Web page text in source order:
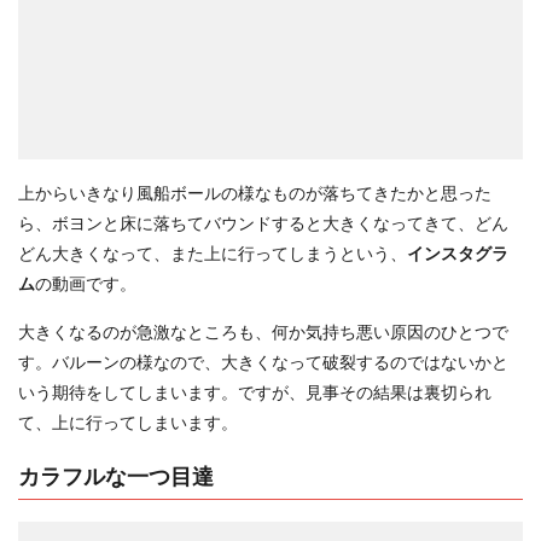
上からいきなり風船ボールの様なものが落ちてきたかと思った
ら、ボヨンと床に落ちてバウンドすると大きくなってきて、どん
どん大きくなって、また上に行ってしまうという、 インスタグラ
ムの動画です。
大きくなるのが急激なところも、何か気持ち悪い原因のひとつで
す。バルーンの様なので、大きくなって破裂するのではないかと
いう期待をしてしまいます。ですが、見事その結果は裏切られ
て、上に行ってしまいます。
カラフルな一つ目達